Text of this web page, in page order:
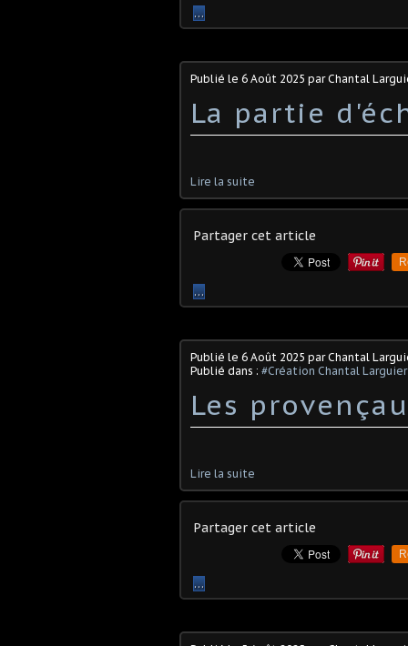
…
Publié le 6 Août 2025 par Chantal
La partie
Lire la suite
Partager cet article
…
Publié le 6 Août 2025 par Chantal
Publié dans : #Création Chantal Larguier
Les
Lire la suite
Partager cet article
…